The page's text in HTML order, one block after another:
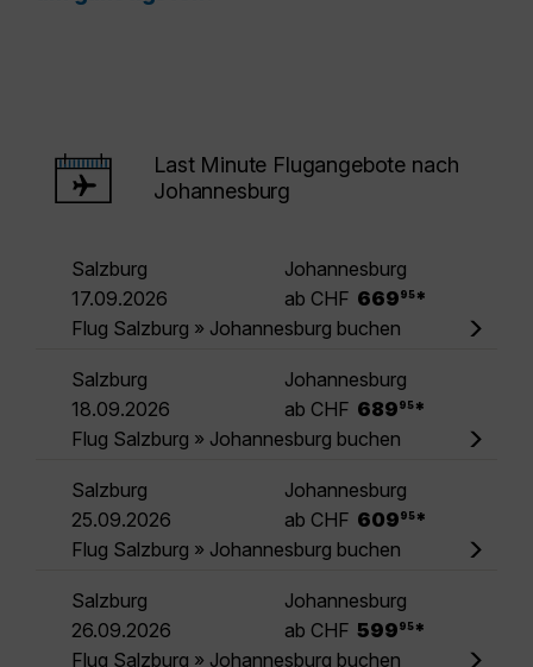
Last Minute Flugangebote nach
Johannesburg
Salzburg
Johannesburg
17.09.2026
ab CHF 669 95 *
Flug Salzburg » Johannesburg buchen
Salzburg
Johannesburg
18.09.2026
ab CHF 689 95 *
Flug Salzburg » Johannesburg buchen
Salzburg
Johannesburg
25.09.2026
ab CHF 609 95 *
Flug Salzburg » Johannesburg buchen
Salzburg
Johannesburg
26.09.2026
ab CHF 599 95 *
Flug Salzburg » Johannesburg buchen